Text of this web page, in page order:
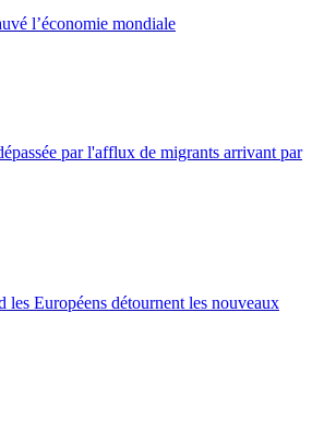
l’économie mondiale
par l'afflux de migrants arrivant par
les Européens détournent les nouveaux